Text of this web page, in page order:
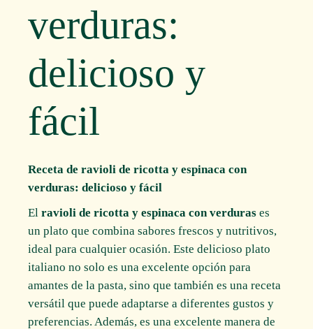
verduras:
delicioso y
fácil
Receta de ravioli de ricotta y espinaca con
verduras: delicioso y fácil
Elravioli de ricotta y espinaca con verduras es
un plato que combina sabores frescos y nutritivos,
ideal para cualquier ocasión. Este delicioso plato
italiano no solo es una excelente opción para
amantes de la pasta, sino que también es una receta
versátil que puede adaptarse a diferentes gustos y
preferencias. Además, es una excelente manera de